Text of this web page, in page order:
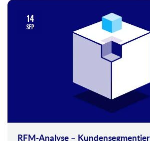
14
SEP
RFM-Analyse –